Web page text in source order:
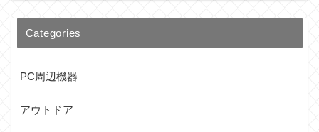
Categories
PC周辺機器
アウトドア